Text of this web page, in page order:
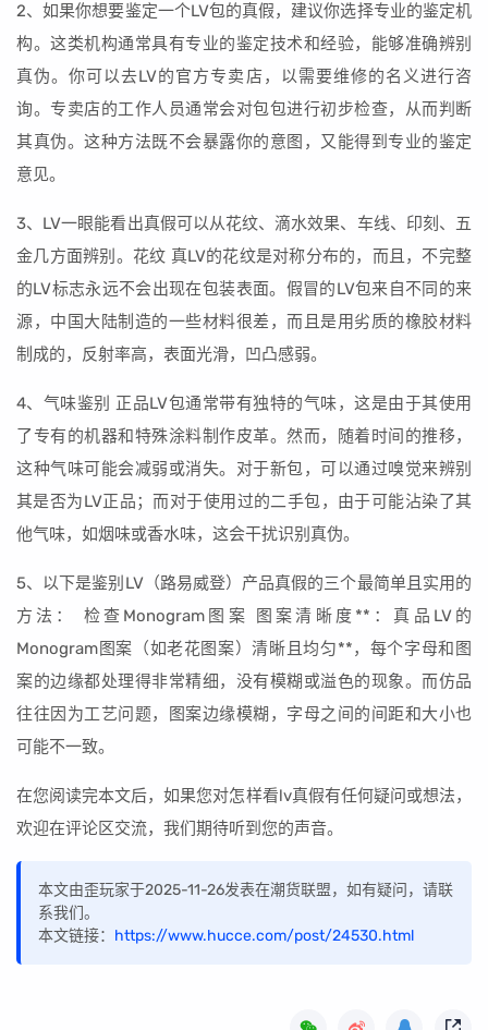
2、如果你想要鉴定一个LV包的真假，建议你选择专业的鉴定机
构。这类机构通常具有专业的鉴定技术和经验，能够准确辨别
真伪。你可以去LV的官方专卖店，以需要维修的名义进行咨
询。专卖店的工作人员通常会对包包进行初步检查，从而判断
其真伪。这种方法既不会暴露你的意图，又能得到专业的鉴定
意见。
3、LV一眼能看出真假可以从花纹、滴水效果、车线、印刻、五
金几方面辨别。花纹 真LV的花纹是对称分布的，而且，不完整
的LV标志永远不会出现在包装表面。假冒的LV包来自不同的来
源，中国大陆制造的一些材料很差，而且是用劣质的橡胶材料
制成的，反射率高，表面光滑，凹凸感弱。
4、气味鉴别 正品LV包通常带有独特的气味，这是由于其使用
了专有的机器和特殊涂料制作皮革。然而，随着时间的推移，
这种气味可能会减弱或消失。对于新包，可以通过嗅觉来辨别
其是否为LV正品；而对于使用过的二手包，由于可能沾染了其
他气味，如烟味或香水味，这会干扰识别真伪。
5、以下是鉴别LV（路易威登）产品真假的三个最简单且实用的
方法： 检查Monogram图案 图案清晰度**：真品LV的
Monogram图案（如老花图案）清晰且均匀**，每个字母和图
案的边缘都处理得非常精细，没有模糊或溢色的现象。而仿品
往往因为工艺问题，图案边缘模糊，字母之间的间距和大小也
可能不一致。
在您阅读完本文后，如果您对怎样看lv真假有任何疑问或想法，
欢迎在评论区交流，我们期待听到您的声音。
本文由歪玩家于2025-11-26发表在潮货联盟，如有疑问，请联
系我们。
本文链接： https://www.hucce.com/post/24530.html